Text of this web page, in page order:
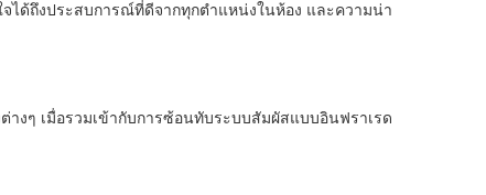
ได้ถึงประสบการณ์ที่ดีจากทุกตำแหน่งในห้อง และความน่า
างๆ เมื่อรวมเข้ากับการซ้อนทับระบบสัมผัสแบบอินฟราเรด